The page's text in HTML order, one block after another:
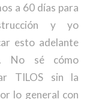
a 60 días para
y yo
esto adelante
No sé cómo
TILOS sin la
lo general con